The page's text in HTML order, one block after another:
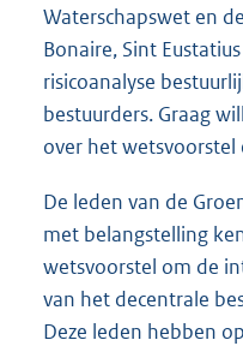
Waterschapswet en
Bonaire, Sint
risicoanalyse
bestuurders. Graag
over het wetsvoorstel
De leden van de
met belangstelling
wetsvoorstel om de
van het decentrale
Deze leden hebben